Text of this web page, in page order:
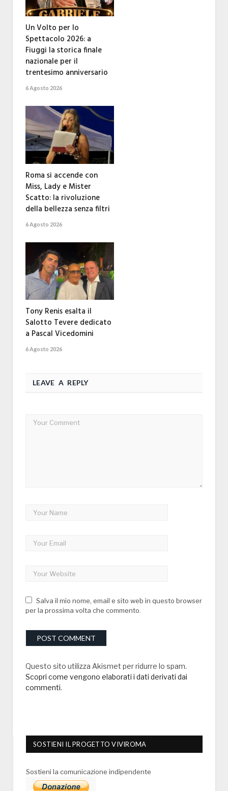
Un Volto per lo
Spettacolo 2026: a
Fiuggi la storica finale
nazionale per il
trentesimo anniversario
6 Agosto 2026
Roma si accende con
Miss, Lady e Mister
Scatto: la rivoluzione
della bellezza senza filtri
6 Agosto 2026
Tony Renis esalta il
Salotto Tevere dedicato
a Pascal Vicedomini
6 Agosto 2026
LEAVE A REPLY
Salva il mio nome, email e sito web in questo browser
per la prossima volta che commento.
Questo sito utilizza Akismet per ridurre lo spam.
Scopri come vengono elaborati i dati derivati dai
commenti.
SOSTIENI IL PROGETTO VIVIROMA
Sostieni la comunicazione indipendente